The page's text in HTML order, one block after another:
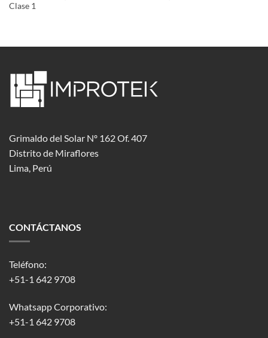
Clase 1
Grimaldo del Solar Nº 162 Of. 407
Distrito de Miraflores
Lima, Perú
CONTÁCTANOS
Teléfono:
+51-1 642 9708
Whatsapp Corporativo:
+51-1 642 9708